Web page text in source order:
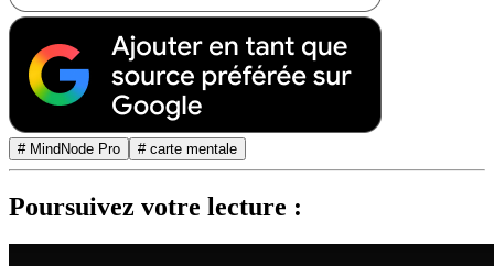
# MindNode Pro # carte mentale
Poursuivez votre lecture :